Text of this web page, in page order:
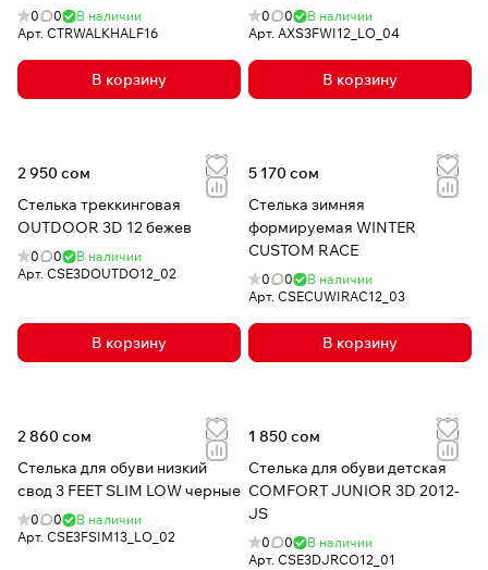
0 0
В наличии
Арт. CTRWALKHALF16
В корзину
0 0
В наличии
Арт. AXS3FWI12_LO_04
В корзину
2 950 сом
Стелька треккинговая
OUTDOOR 3D 12 бежев
0 0
В наличии
Арт. CSE3DOUTDO12_02
В корзину
5 170 сом
Стелька зимняя
формируемая WINTER
CUSTOM RACE
0 0
В наличии
Арт. CSECUWIRAC12_03
В корзину
2 860 сом
Стелька для обуви низкий
свод 3 FEET SLIM LOW черные
0 0
В наличии
Арт. CSE3FSIM13_LO_02
1 850 сом
Стелька для обуви детская
COMFORT JUNIOR 3D 2012-
JS
0 0
В наличии
Арт. CSE3DJRCO12_01